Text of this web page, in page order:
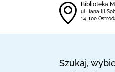
Biblioteka
ul. Jana III
14-100
Szukaj,